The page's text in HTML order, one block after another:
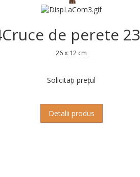
Cruce de perete 23
26 x 12 cm
Solicitați prețul
Detalii produs